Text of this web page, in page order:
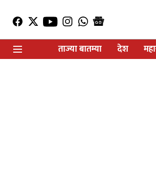
ताज्या बातम्या
देश